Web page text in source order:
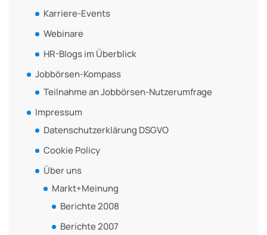
Karriere-Events
Webinare
HR-Blogs im Überblick
Jobbörsen-Kompass
Teilnahme an Jobbörsen-Nutzerumfrage
Impressum
Datenschutzerklärung DSGVO
Cookie Policy
Über uns
Markt+Meinung
Berichte 2008
Berichte 2007